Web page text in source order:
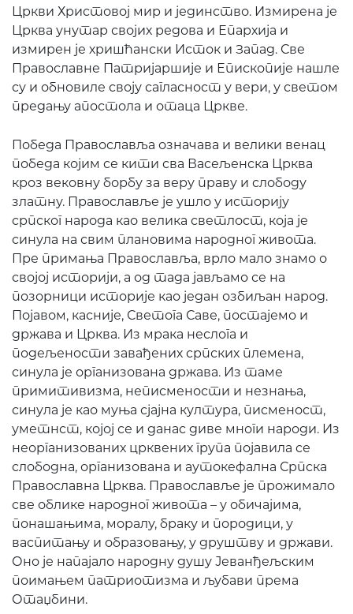
Цркви Христовој мир и јединство. Измирена је
Црква унутар својих редова и Епархија и
измирен је хришћански Исток и Запад. Све
Православне Патријаршије и Епископије нашле
су и обновиле своју сагласност у вери, у светом
предању апостола и отаца Цркве.
Победа Православља означава и велики венац
победа којим се кити сва Васељенска Црква
кроз вековну борбу за веру праву и слободу
златну. Православље је ушло у историју
српског народа као велика светлост, која је
синула на свим плановима народног живота.
Пре примања Православља, врло мало знамо о
својој историји, а од тада јављамо се на
позорници историје као један озбиљан народ.
Појавом, касније, Светога Саве, постајемо и
држава и Црква. Из мрака неслога и
подељености завађених српских племена,
синула је организована држава. Из таме
примитивизма, неписмености и незнања,
синула је као муња сјајна култура, писменост,
уметнст, којој се и данас диве многи народи. Из
неорганизованих црквених група појавила се
слободна, организована и аутокефална Српска
Православна Црква. Православље је прожимало
све облике народног живота – у обичајима,
понашањима, моралу, браку и породици, у
васпитању и образовању, у друштву и држави.
Оно је напајало народну душу Јеванђељским
поимањем патриотизма и љубави према
Отаџбини.